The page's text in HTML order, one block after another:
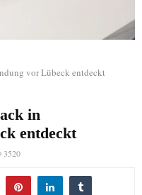
vor Lübeck entdeckt
in
entdeckt
3520